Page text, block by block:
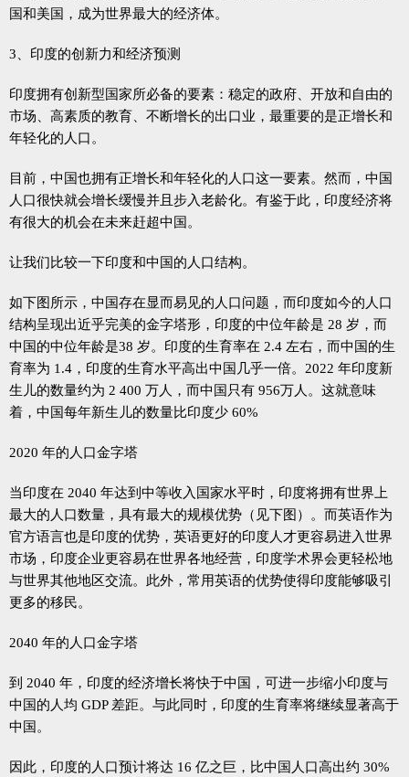
国和美国，成为世界最大的经济体。
3、印度的创新力和经济预测
印度拥有创新型国家所必备的要素：稳定的政府、开放和自由的
市场、高素质的教育、不断增长的出口业，最重要的是正增长和
年轻化的人口。
目前，中国也拥有正增长和年轻化的人口这一要素。然而，中国
人口很快就会增长缓慢并且步入老龄化。有鉴于此，印度经济将
有很大的机会在未来赶超中国。
让我们比较一下印度和中国的人口结构。
如下图所示，中国存在显而易见的人口问题，而印度如今的人口
结构呈现出近乎完美的金字塔形，印度的中位年龄是 28 岁，而
中国的中位年龄是38 岁。印度的生育率在 2.4 左右，而中国的生
育率为 1.4，印度的生育水平高出中国几乎一倍。2022 年印度新
生儿的数量约为 2 400 万人，而中国只有 956万人。这就意味
着，中国每年新生儿的数量比印度少 60%
2020 年的人口金字塔
当印度在 2040 年达到中等收入国家水平时，印度将拥有世界上
最大的人口数量，具有最大的规模优势（见下图）。而英语作为
官方语言也是印度的优势，英语更好的印度人才更容易进入世界
市场，印度企业更容易在世界各地经营，印度学术界会更轻松地
与世界其他地区交流。此外，常用英语的优势使得印度能够吸引
更多的移民。
2040 年的人口金字塔
到 2040 年，印度的经济增长将快于中国，可进一步缩小印度与
中国的人均 GDP 差距。与此同时，印度的生育率将继续显著高于
中国。
因此，印度的人口预计将达 16 亿之巨，比中国人口高出约 30%